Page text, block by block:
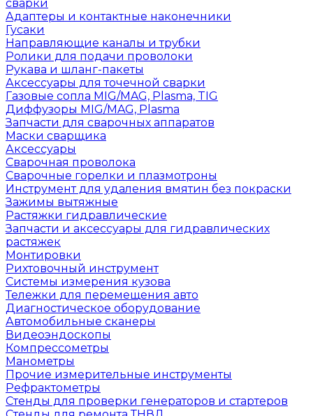
сварки
Адаптеры и контактные наконечники
Гусаки
Направляющие каналы и трубки
Ролики для подачи проволоки
Рукава и шланг-пакеты
Аксессуары для точечной сварки
Газовые сопла MIG/MAG, Plasma, TIG
Диффузоры MIG/MAG, Plasma
Запчасти для сварочных аппаратов
Маски сварщика
Аксессуары
Сварочная проволока
Сварочные горелки и плазмотроны
Инструмент для удаления вмятин без покраски
Зажимы вытяжные
Растяжки гидравлические
Запчасти и аксессуары для гидравлических
растяжек
Монтировки
Рихтовочный инструмент
Системы измерения кузова
Тележки для перемещения авто
Диагностическое оборудование
Автомобильные сканеры
Видеоэндоскопы
Компрессометры
Манометры
Прочие измерительные инструменты
Рефрактометры
Стенды для проверки генераторов и стартеров